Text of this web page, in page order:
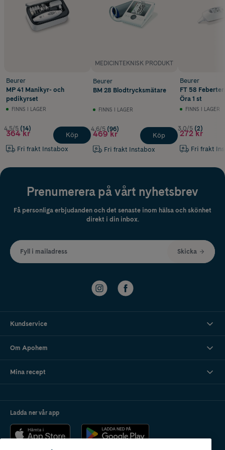
Beurer
MP 41 Manikyr- och
pedikyrset
FINNS I LAGER
4.5/5 (14)
364 kr
Fri frakt Instabox
Köp
MEDICINTEKNISK PRODUKT
Beurer
BM 28 Blodtrycksmätare
FINNS I LAGER
4.6/5 (96)
469 kr
Fri frakt Instabox
Köp
Beurer
FT 58
Öra 1 st
FINNS I LAGER
3.0/5 (2)
272 kr
Fri frakt
Prenumerera på vårt nyhetsbrev
Få personliga erbjudanden och det senaste inom hälsa och skönhet
direkt i din inbox.
Fyll i mailadress Skicka
Kundservice
Om Apohem
Mina recept
Ladda ner vår app